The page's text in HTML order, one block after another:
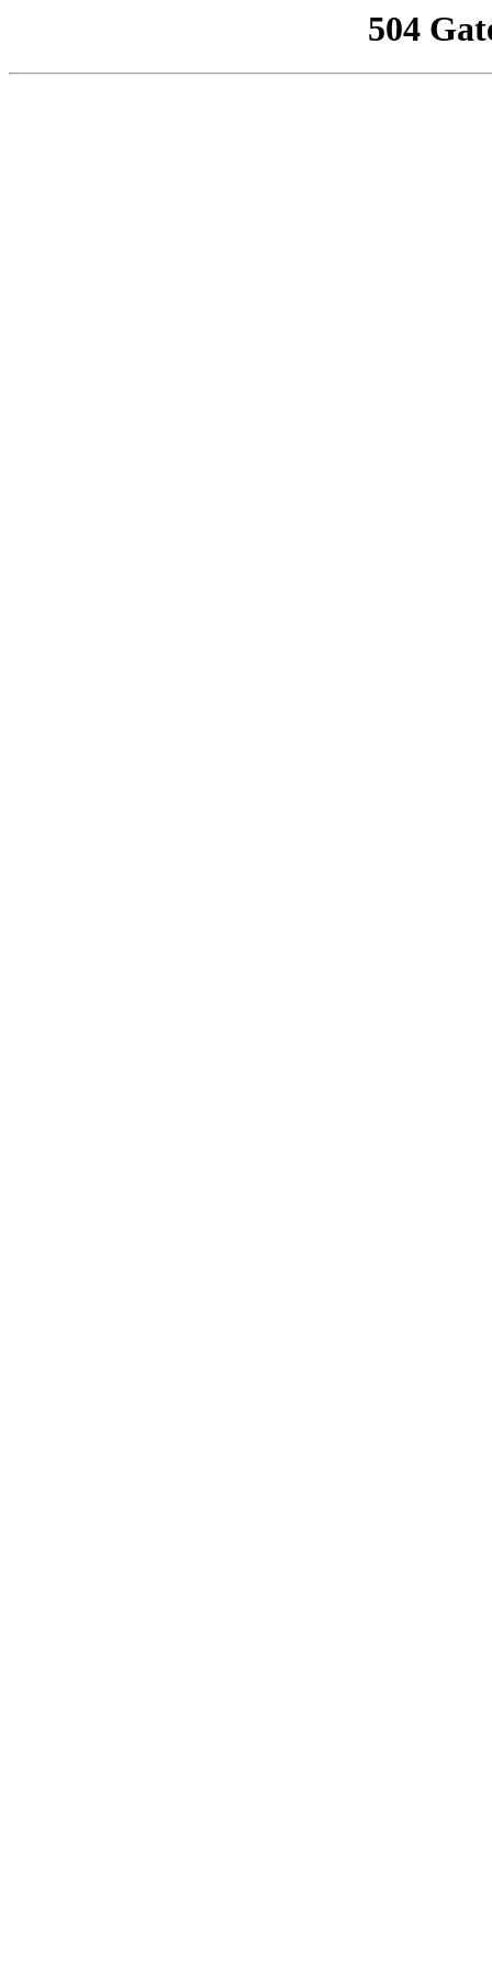
504